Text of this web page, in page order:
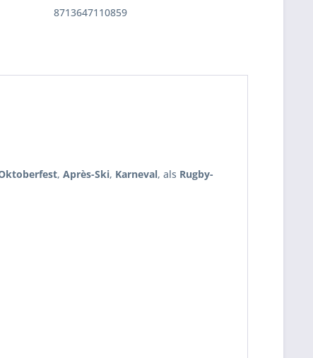
8713647110859
, Après-Ski, Karneval, als Rugby-